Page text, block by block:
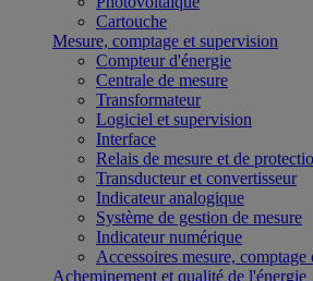
Cartouche
Mesure, comptage et supervision
Compteur d'énergie
Centrale de mesure
Transformateur
Logiciel et supervision
Interface
Relais de mesure et de
Transducteur et convertisseur
Indicateur analogique
Système de gestion de mesure
Indicateur numérique
Accessoires mesure, comptage
Acheminement et qualité de l'énergie